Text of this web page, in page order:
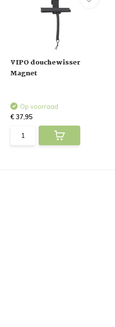
VIPO douchewisser
Magnet
Op voorraad
€ 37,95